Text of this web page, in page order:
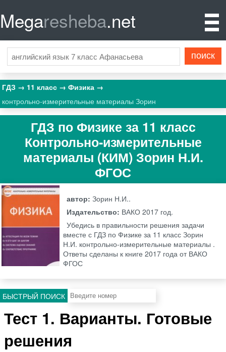
Megaresheba.net
ГДЗ 11 класс
Физика
контрольно-измерительные материалы Зорин
ГДЗ по Физике за 11 класс
Контрольно-измерительные
материалы (КИМ) Зорин Н.И.
ФГОС
автор:Зорин Н.И..
Издательство: ВАКО 2017 год.
Убедись в правильности решения задачи
вместе с ГДЗ по Физике за 11 класс Зорин
Н.И. контрольно-измерительные материалы .
Ответы сделаны к книге 2017 года от ВАКО
ФГОС
БЫСТРЫЙ ПОИСК
Тест 1. Варианты. Готовые
решения